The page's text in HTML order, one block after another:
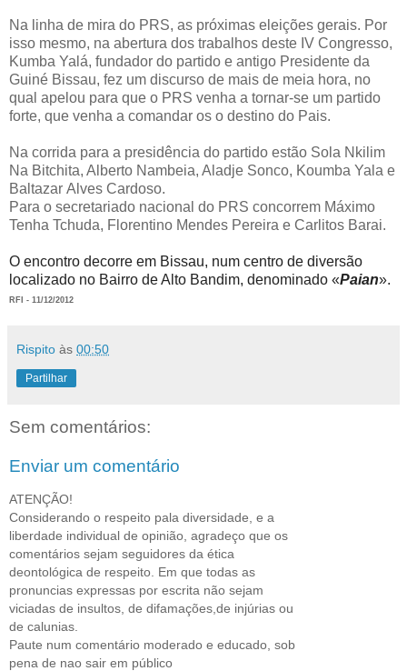
Na linha de mira do PRS, as próximas eleições gerais. Por
isso mesmo, na abertura dos trabalhos deste IV Congresso,
Kumba Yalá, fundador do partido e antigo Presidente da
Guiné Bissau, fez um discurso de mais de meia hora, no
qual apelou para que o PRS venha a tornar-se um partido
forte, que venha a comandar os o destino do Pais.
Na corrida para a presidência do partido estão Sola Nkilim
Na Bitchita, Alberto Nambeia, Aladje Sonco, Koumba Yala e
Baltazar Alves Cardoso.
Para o secretariado nacional do PRS concorrem Máximo
Tenha Tchuda, Florentino Mendes Pereira e Carlitos Barai.
O encontro decorre em Bissau, num centro de diversão
localizado no Bairro de Alto Bandim, denominado «Paian».
RFI - 11/12/2012
Rispito às 00:50
Partilhar
Sem comentários:
Enviar um comentário
ATENÇÃO!
Considerando o respeito pala diversidade, e a
liberdade individual de opinião, agradeço que os
comentários sejam seguidores da ética
deontológica de respeito. Em que todas as
pronuncias expressas por escrita não sejam
viciadas de insultos, de difamações,de injúrias ou
de calunias.
Paute num comentário moderado e educado, sob
pena de nao sair em público